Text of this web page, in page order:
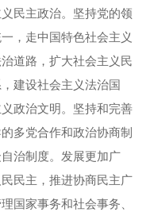
民主政治。坚持党的领
，走中国特色社会主义
道路，扩大社会主义民
建设社会主义法治国
政治文明。坚持和完善
多党合作和政治协商制
治制度。发展更加广
民主，推进协商民主广
国家事务和社会事务、